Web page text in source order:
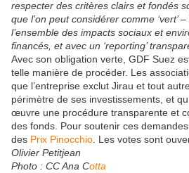
respecter des critères clairs et fondés
que l’on peut considérer comme ‘vert’
l’ensemble des impacts sociaux et
financés, et avec un ‘reporting’
Avec son obligation verte, GDF Suez
telle manière de procéder. Les
que l’entreprise exclut Jirau et tout
périmètre de ses investissements, et
œuvre une procédure transparente et
des fonds. Pour soutenir ces
des Prix Pinocchio. Les votes sont
Olivier Petitjean
Photo : CC Ana Cotta